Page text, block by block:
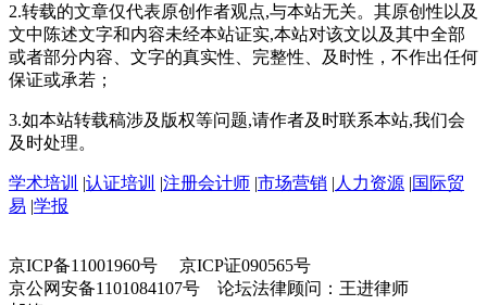
2.转载的文章仅代表原创作者观点,与本站无关。其原创性以及
文中陈述文字和内容未经本站证实,本站对该文以及其中全部
或者部分内容、文字的真实性、完整性、及时性，不作出任何
保证或承若；
3.如本站转载稿涉及版权等问题,请作者及时联系本站,我们会
及时处理。
学术培训 |认证培训 |注册会计师 |市场营销 | 人力资源 |国际贸
易 |学报
京ICP备11001960号 京ICP证090565号
京公网安备1101084107号 论坛法律顾问：王进律师